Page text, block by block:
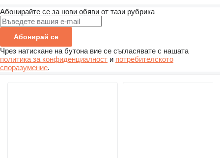
Абонирайте се за нови обяви от тази рубрика
Абонирай се
Чрез натискане на бутона вие се съгласявате с нашата
политика за конфиденциалност и потребителското
споразумение.